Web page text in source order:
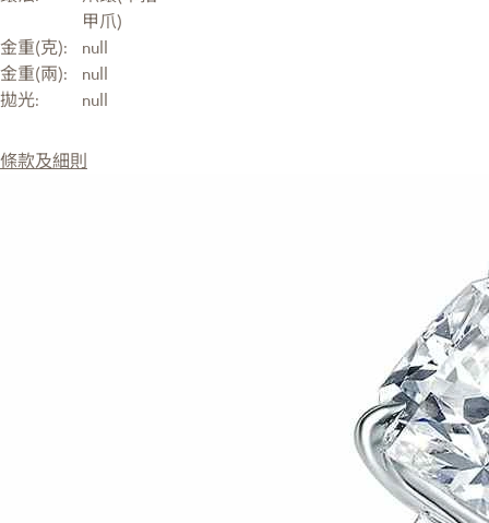
甲爪)
金重(克):
null
金重(兩):
null
拋光:
null
條款及細則